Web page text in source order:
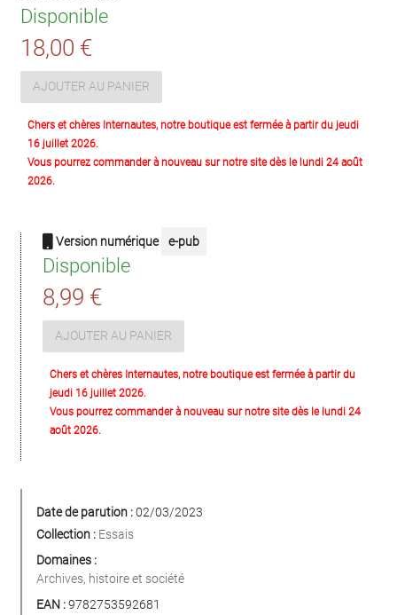
Disponible
18,00 €
AJOUTER AU PANIER
Chers et chères Internautes, notre boutique est fermée à partir du jeudi
16 juillet 2026.
Vous pourrez commander à nouveau sur notre site dès le lundi 24 août
2026.
Version numérique e-pub
Disponible
8,99 €
AJOUTER AU PANIER
Chers et chères Internautes, notre boutique est fermée à partir du
jeudi 16 juillet 2026.
Vous pourrez commander à nouveau sur notre site dès le lundi 24
août 2026.
Date de parution :02/03/2023
Collection : Essais
Domaines :
Archives, histoire et société
EAN :9782753592681